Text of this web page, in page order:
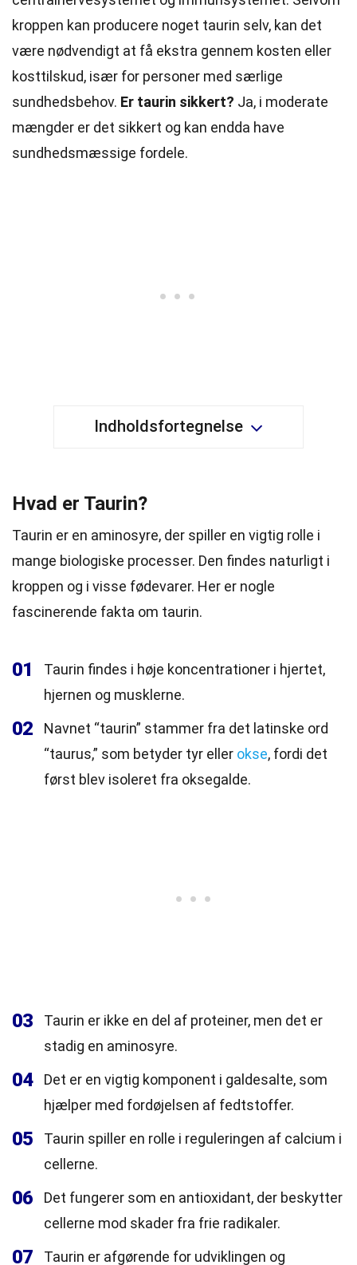
kroppen kan producere noget taurin selv, kan det
være nødvendigt at få ekstra gennem kosten eller
kosttilskud, især for personer med særlige
sundhedsbehov. Er taurin sikkert? Ja, i moderate
mængder er det sikkert og kan endda have
sundhedsmæssige fordele.
Indholdsfortegnelse
Hvad er Taurin?
Taurin er en aminosyre, der spiller en vigtig rolle i
mange biologiske processer. Den findes naturligt i
kroppen og i visse fødevarer. Her er nogle
fascinerende fakta om taurin.
01
Taurin findes i høje koncentrationer i hjertet,
hjernen og musklerne.
02
Navnet “taurin” stammer fra det latinske ord
“taurus,” som betyder tyr eller okse, fordi det
først blev isoleret fra oksegalde.
03
Taurin er ikke en del af proteiner, men det er
stadig en aminosyre.
04
Det er en vigtig komponent i galdesalte, som
hjælper med fordøjelsen af fedtstoffer.
05
Taurin spiller en rolle i reguleringen af calcium i
cellerne.
06
Det fungerer som en antioxidant, der beskytter
cellerne mod skader fra frie radikaler.
07 Taurin er afgørende for udviklingen og